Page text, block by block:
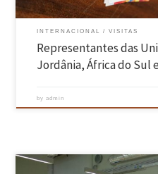
INTERNACIONAL VISITAS
Representantes das
Jordânia, África do Sul
byadmin